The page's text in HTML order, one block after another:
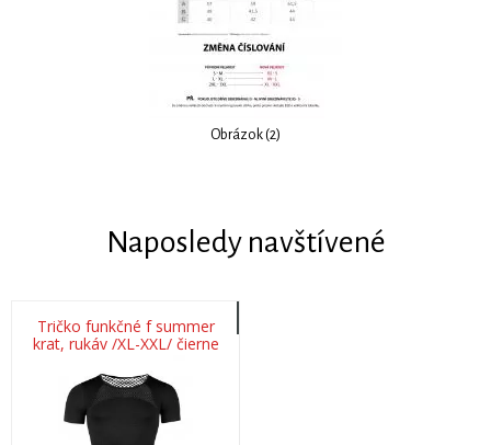
Obrázok (2)
Naposledy navštívené
Tričko funkčné f summer
krat, rukáv /XL-XXL/ čierne